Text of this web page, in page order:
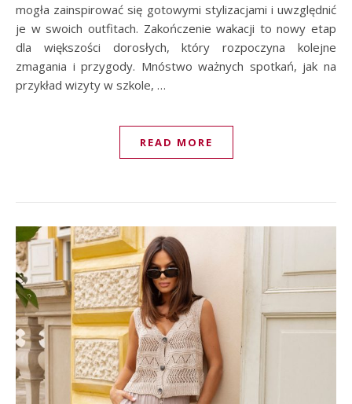
mogła zainspirować się gotowymi stylizacjami i uwzględnić
je w swoich outfitach. Zakończenie wakacji to nowy etap
dla większości dorosłych, który rozpoczyna kolejne
zmagania i przygody. Mnóstwo ważnych spotkań, jak na
przykład wizyty w szkole, …
READ MORE